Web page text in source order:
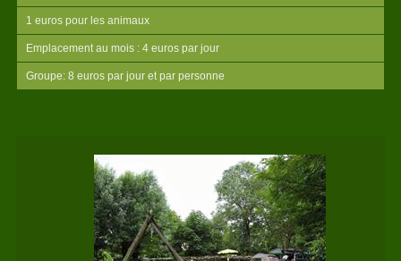
1 euros pour les animaux
Emplacement au mois : 4 euros par jour
Groupe: 8 euros par jour et par personne